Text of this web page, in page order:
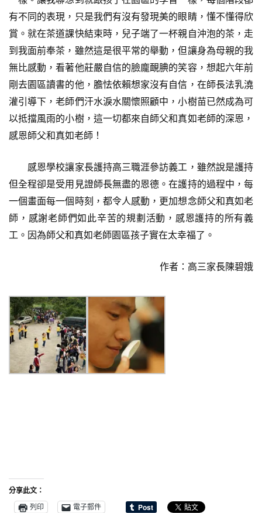
有不同的表現，只是我們有沒有發現美的眼睛，懂不懂得欣
賞。就在茶道課快結束時，兒子端了一杯親自沖泡的茶，走
到我面前奉茶，雖然這是很平常的舉動，但讓身為母親的我
無比感動，看著他莊嚴自信的臉龐靦腆的笑容，想起六年前
剛去園區讀書的他，膽怯依賴想家沒有自信，在師長法乳澆
灌引導下，老師們汗水淚水關懷照顧中，小樹苗已然成為可
以抵擋風雨的小樹，這一切都來自師父和真如老師的深恩，
感恩師父和真如老師！
感恩學校讓家長護持高三職涯參訪義工，雖然說是護持
但全程卻是受用見證師長無盡的恩德。在護持的過程中，每
一個畫面每一個時刻，都令人感動，更加想念師父和真如老
師，感謝老師們如此辛苦的規劃活動，感恩護持的所有義
工。因為師父和真如老師園區孩子實在太幸福了。
作者：高三家長陳碧娥
分享此文：
列印
電子郵件